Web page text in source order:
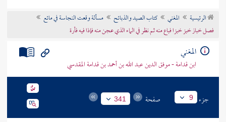
تراجم الأعلام
الرئيسية المغني كتاب الصيد والذبائح
مسألة وقعت النجاسة في مائع
فصل خباز خبز خبزا فباع منه ثم نظر في الماء الذي عجن منه فإذا فيه فأرة
المغني
ابن قدامة - موفق الدين عبد الله بن أحمد بن قدامة المقدسي
جزء 9 صفحة 341